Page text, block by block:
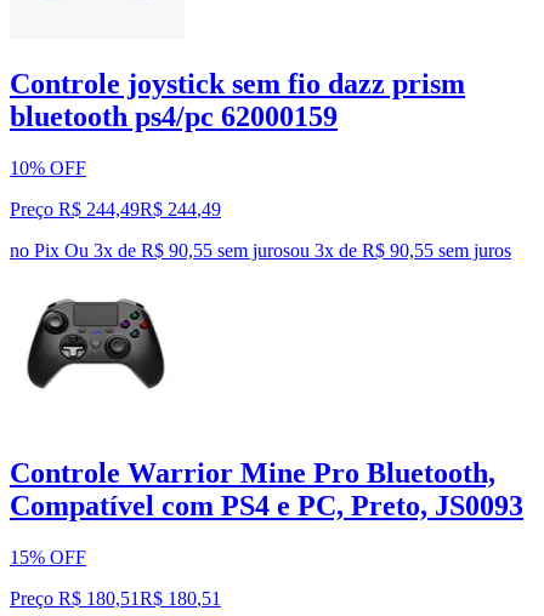
Controle joystick sem fio dazz prism
bluetooth ps4/pc 62000159
10% OFF
Preço R$ 244,49R$ 244,49
no Pix Ou 3x de R$ 90,55 sem jurosou 3x de R$ 90,55 sem juros
Controle Warrior Mine Pro Bluetooth,
Compatível com PS4 e PC, Preto, JS0093
15% OFF
Preço R$ 180,51R$ 180,51